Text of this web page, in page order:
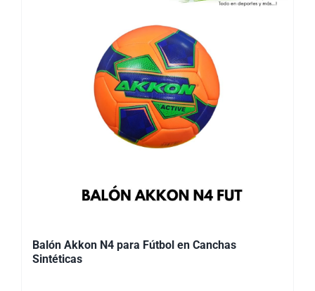
Balón Akkon N4 para Fútbol en Canchas
Sintéticas